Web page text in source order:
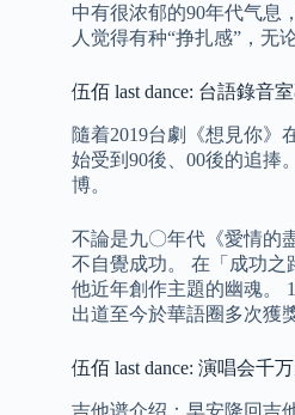
中有很浓郁的90年代气息
人觉得有种“挣扎感”，无
伍佰 last dance: 台語錄音
隨着2019台劇《想見你》
始受到90後、00後的追捧
博。
不論是九〇年代《愛情的
不自覺成功。 在「成功
他近年創作主題的幽魂。
出道至今於華語圈多次獲
伍佰 last dance: 演唱会千
吉他谱介绍：早安隆回吉